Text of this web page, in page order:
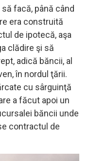
facă, până când
era construită
de ipotecă, aşa
clădire şi să
adică băncii, al
în nordul ţării.
cu sârguinţă
a făcut apoi un
băncii unde
contractul de